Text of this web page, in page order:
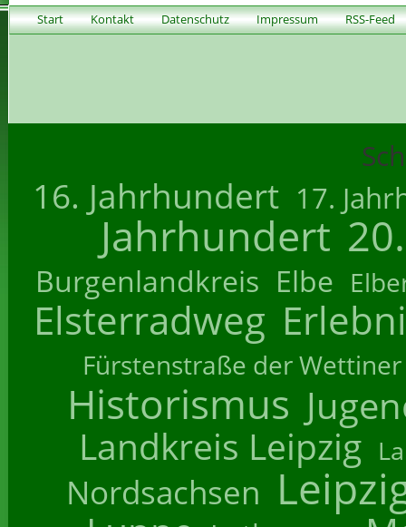
Start Kontakt Datenschutz Impressum RSS-Feed
16. Jahrhundert 17.
Jahrhundert
Burgenlandkreis Elbe
Elsterradweg
Fürstenstraße der Wettiner
Historismus
Landkreis Leipzig
Nordsachsen